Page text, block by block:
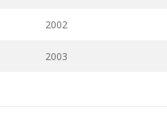
2002
2003